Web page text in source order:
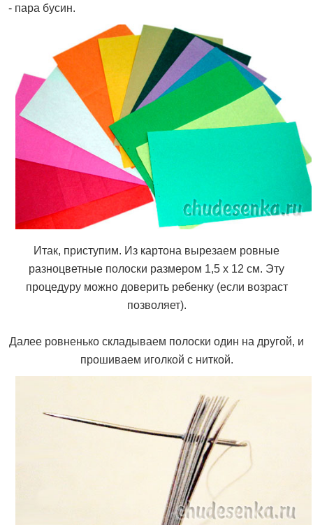
- пара бусин.
Итак, приступим. Из картона вырезаем ровные
разноцветные полоски размером 1,5 х 12 см. Эту
процедуру можно доверить ребенку (если возраст
позволяет).
Далее ровненько складываем полоски один на другой, и
прошиваем иголкой с ниткой.